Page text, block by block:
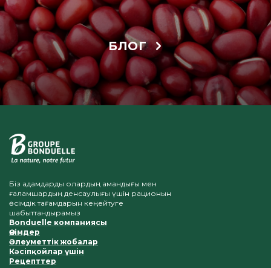
БЛОГ
Біз адамдарды олардың амандығы мен
ғаламшардың денсаулығы үшін рационын
өсімдік тағамдарын кеңейтуге
шабыттандырамыз
Bonduelle компаниясы
Өнімдер
Әлеуметтік жобалар
Кәсіпқойлар үшін
Рецепттер